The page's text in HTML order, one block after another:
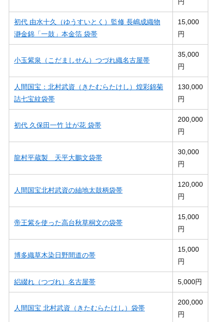
初代 由水十久（ゆうすいとく）監修 長嶋成織物
瀞金錦「一鼓」本金箔 袋帯
15,000
円
小玉紫泉（こだましせん）つづれ織名古屋帯
35,000
円
人間国宝：北村武資（きたむらたけし）煌彩錦菊
詰七宝紋袋帯
130,000
円
初代 久保田一竹 辻が花 袋帯
200,000
円
龍村平蔵製 天平大鵬文袋帯
30,000
円
人間国宝北村武資の紬地太鼓柄袋帯
120,000
円
帝王紫を使った高台秋草桐文の袋帯
15,000
円
博多織草木染日野間道の帯
15,000
円
絽綴れ（つづれ）名古屋帯 5,000円
人間国宝 北村武資（きたむらたけし）袋帯
200,000
円